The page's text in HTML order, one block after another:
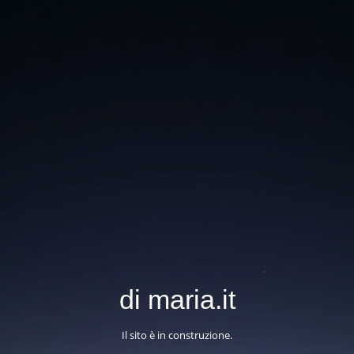
di maria.it
Il sito è in construzione.